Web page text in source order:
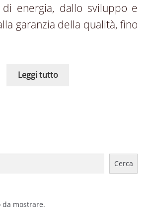
di energia, dallo sviluppo e
garanzia della qualità, fino
Leggi tutto
Cerca
da mostrare.